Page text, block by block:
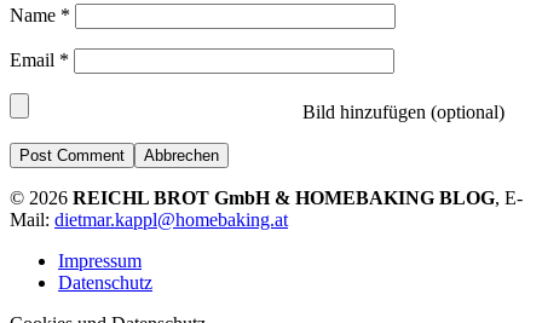
Name *
Email *
Bild hinzufügen (optional)
Abbrechen
© 2026 REICHL BROT GmbH & HOMEBAKING BLOG, E-
Mail: dietmar.kappl@homebaking.at
Impressum
Datenschutz